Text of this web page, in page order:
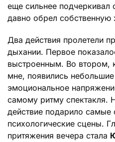
еще сильнее подчеркивал
давно обрел собственную
Два действия пролетели
дыхании. Первое
выстроенным. Во втором,
мне, появились
эмоциональное
самому ритму спектакля.
действие подарило самые
психологические сцены.
притяжения вечера стала